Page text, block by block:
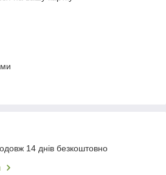
14 днів безкоштовно